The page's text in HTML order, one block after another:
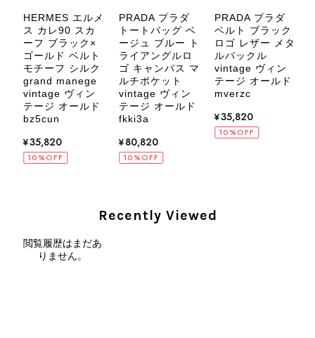
CELINE セリーヌ ブレスレット シルバー トリオンフ ホースビット SILVER925 vintage ヴィンテージ オールド 7f8hjn
2026/08/05
届いた商品は、写真には写っていない内側の蛇腹部分と全面ポケ
ットにカビがびっしりと生えていました。 とてもAランクとは思
HERMES エルメ
ス カレ90 スカ
ーフ ブラック×
ゴールド ベルト
モチーフ シルク
grand manege
vintage ヴィン
テージ オールド
bz5cun
¥35,820
10%OFF
PRADA プラダ
トートバッグ ベ
ージュ ブルー ト
ライアングルロ
ゴ キャンバス マ
ルチポケット
vintage ヴィン
テージ オールド
fkki3a
¥80,820
10%OFF
PRADA プラダ
ベルト ブラック
ロゴ レザー メタ
ルバックル
vintage ヴィン
テージ オールド
mverzc
¥35,820
10%OFF
Recently Viewed
閲覧履歴はまだあ
りません。